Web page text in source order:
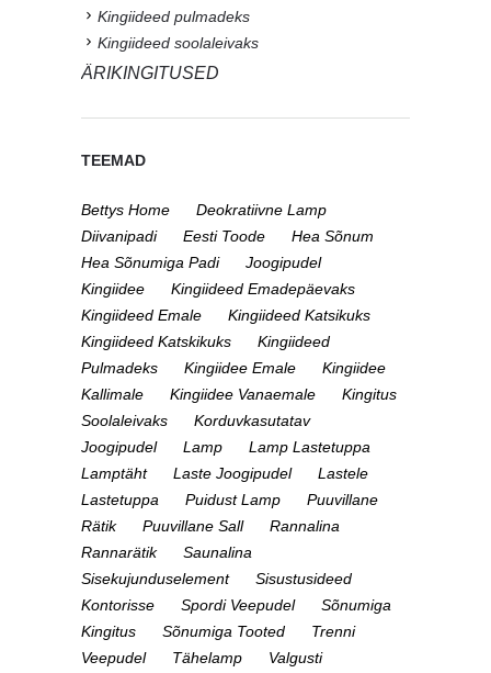
Kingiideed pulmadeks
Kingiideed soolaleivaks
ÄRIKINGITUSED
TEEMAD
Bettys Home
Deokratiivne Lamp
Diivanipadi
Eesti Toode
Hea Sõnum
Hea Sõnumiga Padi
Joogipudel
Kingiidee
Kingiideed Emadepäevaks
Kingiideed Emale
Kingiideed Katsikuks
Kingiideed Katskikuks
Kingiideed
Pulmadeks
Kingiidee Emale
Kingiidee
Kallimale
Kingiidee Vanaemale
Kingitus
Soolaleivaks
Korduvkasutatav
Joogipudel
Lamp
Lamp Lastetuppa
Lamptäht
Laste Joogipudel
Lastele
Lastetuppa
Puidust Lamp
Puuvillane
Rätik
Puuvillane Sall
Rannalina
Rannarätik
Saunalina
Sisekujunduselement
Sisustusideed
Kontorisse
Spordi Veepudel
Sõnumiga
Kingitus
Sõnumiga Tooted
Trenni
Veepudel
Tähelamp
Valgusti